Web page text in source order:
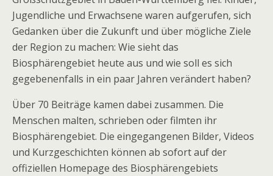
Jugendliche und Erwachsene waren aufgerufen, sich
Gedanken über die Zukunft und über mögliche Ziele
der Region zu machen: Wie sieht das
Biosphärengebiet heute aus und wie soll es sich
gegebenenfalls in ein paar Jahren verändert haben?
Über 70 Beiträge kamen dabei zusammen. Die
Menschen malten, schrieben oder filmten ihr
Biosphärengebiet. Die eingegangenen Bilder, Videos
und Kurzgeschichten können ab sofort auf der
offiziellen Homepage des Biosphärengebiets